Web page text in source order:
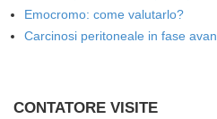
Emocromo: come valutarlo?
Carcinosi peritoneale in fase
CONTATORE VISITE